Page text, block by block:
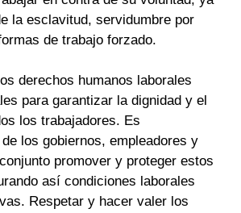
la esclavitud, servidumbre por
de trabajo forzado.
derechos humanos laborales
para garantizar la dignidad y el
los trabajadores. Es
los gobiernos, empleadores y
promover y proteger estos
así condiciones laborales
Respetar y hacer valer los